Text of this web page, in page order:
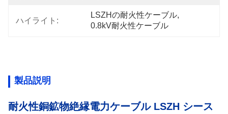
ハイライト:
LSZHの耐火性ケーブル,
0.8kV耐火性ケーブル
製品説明
耐火性銅鉱物絶縁電力ケーブル LSZH シース